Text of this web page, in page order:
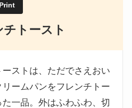
Print
トースト
ストは、ただでさえおい
リームパンをフレンチトー
一品。外はふわふわ、切